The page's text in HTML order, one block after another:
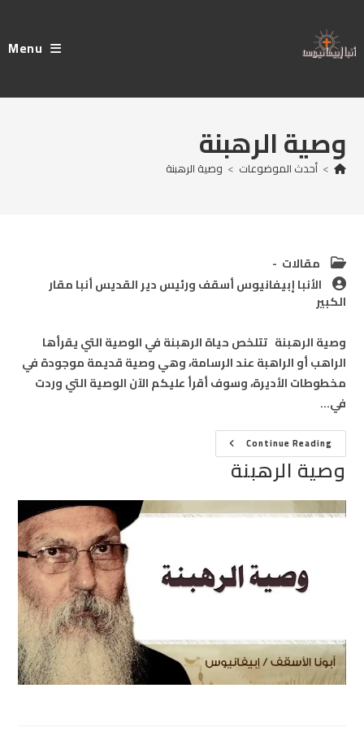
content
Menu
وصية الرهبنة
> أحدث الموضوعات > وصية الرهبنة
Post
category:
مقالات
Post
author:
الأنبا إبيفانيوس أسقف ورئيس دير القديس أنبا مقار
الكبير
وصية الرهبنة تتلخص حياة الرهبنة في الوصية التي يقرأها
الراهب أو الراهبة عند الرسامة، وهي وصية قديمة موجودة في
مخطوطات الأديرة، وسوف أقرأ عليكم الآن الوصية التي وردت
في…
Continue Readingوصية
الرهبنةوصية الرهبنة